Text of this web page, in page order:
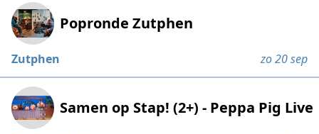
Popronde Zutphen
Zutphen zo 20 sep
Samen op Stap! (2+) - Peppa Pig Live